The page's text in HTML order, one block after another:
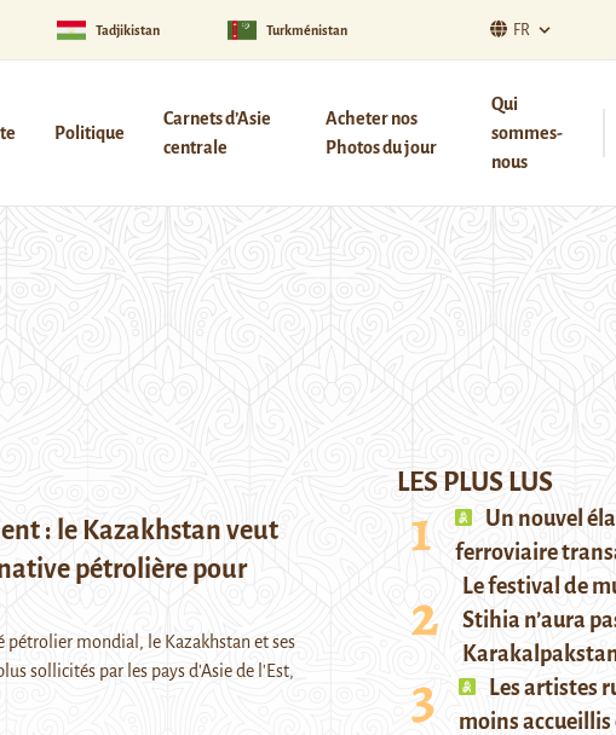
Tadjikistan Turkménistan FR
Politique
Carnets d’Asie
centrale
Acheter nos
Photos du jour
Qui
sommes-
nous
: le Kazakhstan veut
pétrolière pour
pétrolier mondial, le Kazakhstan et ses
sollicités par les pays d'Asie de l'Est,
LES PLUS LUS
Un nouvel
ferroviaire
Le festival de
Stihia n’aura
Les artistes
moins